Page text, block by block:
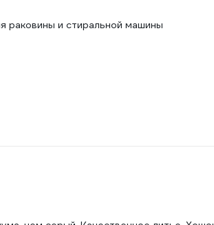
раковины и стиральной машины